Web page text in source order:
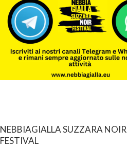
NEBBIAGIALLA SUZZARA NOIR
FESTIVAL